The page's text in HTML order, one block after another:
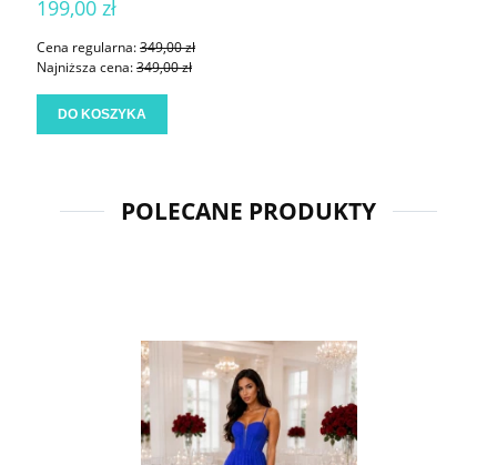
199,00 zł
Cena regularna:349,00 zł
Najniższa cena:349,00 zł
DO KOSZYKA
POLECANE PRODUKTY